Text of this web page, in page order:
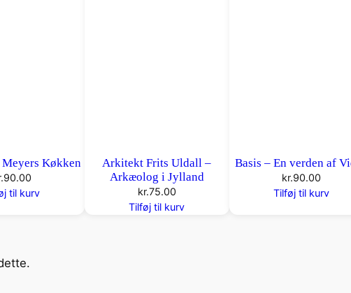
Køkken
90.00
til kurv
Arkitekt Frits Uldall –
Arkæolog i Jylland
kr.75.00
Tilføj til kurv
Basis – En verden af
kr.90.00
Tilføj til kurv